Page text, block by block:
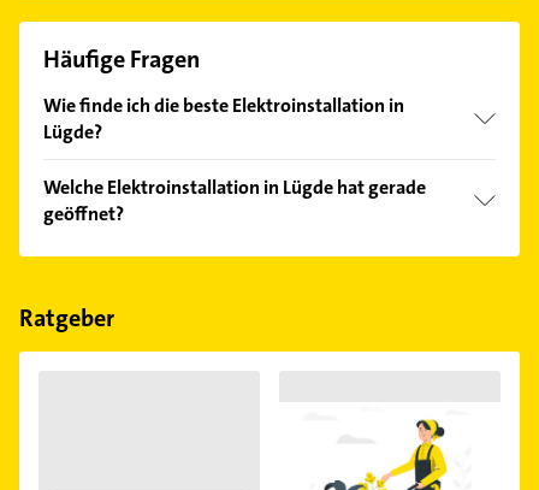
Häufige Fragen
Wie finde ich die beste Elektroinstallation in
Lügde?
Kundenmeinungen und profitieren Sie von den
Empfehlungen. Die Suchergebnisse können Sie sich
einfach nachBewertungensortiert anzeigen lassen.
Welche Elektroinstallation in Lügde hat gerade
geöffnet?
Im Anbieter-Bereich finden Sie alleÖffnungszeiten.
Feiertagen abweichen können.
Ratgeber